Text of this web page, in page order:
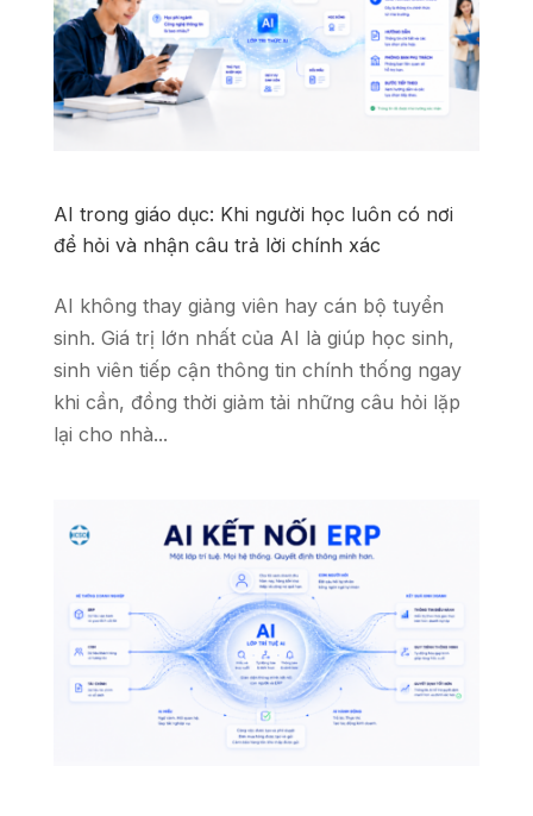
AI trong giáo dục: Khi người học luôn có nơi
để hỏi và nhận câu trả lời chính xác
AI không thay giảng viên hay cán bộ tuyển
sinh. Giá trị lớn nhất của AI là giúp học sinh,
sinh viên tiếp cận thông tin chính thống ngay
khi cần, đồng thời giảm tải những câu hỏi lặp
lại cho nhà...